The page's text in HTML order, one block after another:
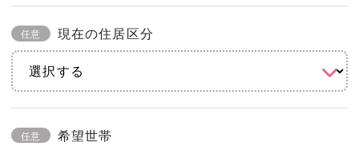
任意 現在の住居区分
任意 希望世帯